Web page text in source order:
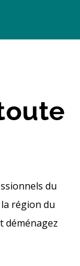
du
région du
déménagez